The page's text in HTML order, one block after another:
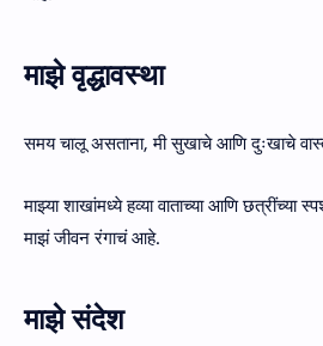
माझे वृद्धावस्था
समय चालू असताना, मी सुखाचे आणि दुःखाचे
माझ्या शाखांमध्ये हव्या वाताच्या आणि छत्रींच्या
माझं जीवन रंगाचं आहे.
माझे संदेश